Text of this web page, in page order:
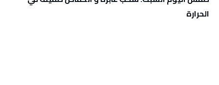
الحرارة